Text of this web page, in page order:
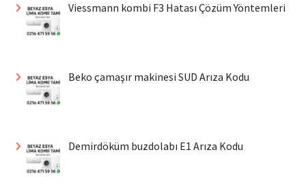
Viessmann kombi F3 Hatası Çözüm Yöntemleri
Beko çamaşır makinesi SUD Arıza Kodu
Demirdöküm buzdolabı E1 Arıza Kodu